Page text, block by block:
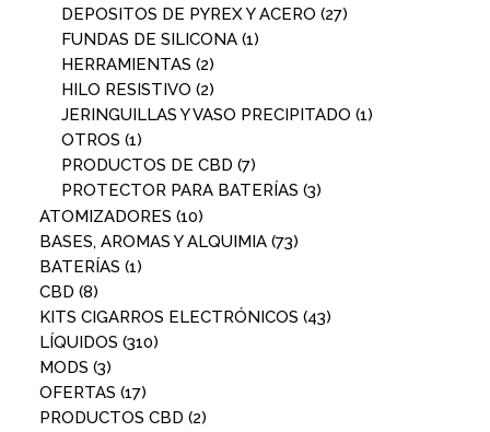
DEPOSITOS DE PYREX Y ACERO (27)
FUNDAS DE SILICONA (1)
HERRAMIENTAS (2)
HILO RESISTIVO (2)
JERINGUILLAS Y VASO PRECIPITADO (1)
OTROS (1)
PRODUCTOS DE CBD (7)
PROTECTOR PARA BATERÍAS (3)
ATOMIZADORES (10)
BASES, AROMAS Y ALQUIMIA (73)
BATERÍAS (1)
CBD (8)
KITS CIGARROS ELECTRÓNICOS (43)
LÍQUIDOS (310)
MODS (3)
OFERTAS (17)
PRODUCTOS CBD (2)